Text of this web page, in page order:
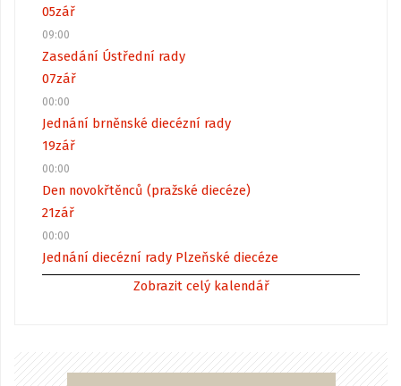
05zář
09:00
Zasedání Ústřední rady
07zář
00:00
Jednání brněnské diecézní rady
19zář
00:00
Den novokřtěnců (pražské diecéze)
21zář
00:00
Jednání diecézní rady Plzeňské diecéze
Zobrazit celý kalendář